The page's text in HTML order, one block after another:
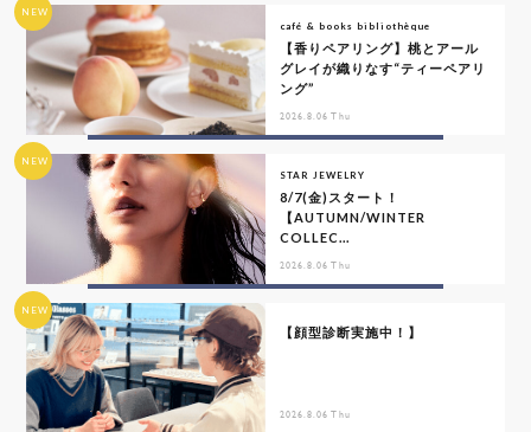
NEW
café & books bibliothèque
【香りペアリング】桃とアール
グレイが織りなす“ティーペアリ
ング”
2026.8.06 Thu
NEW
STAR JEWELRY
8/7(金)スタート！
【AUTUMN/WINTER
COLLEC...
2026.8.06 Thu
NEW
【顔型診断実施中！】
2026.8.06 Thu